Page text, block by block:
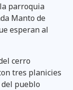
parroquia
Manto de
esperan al
cerro
tres planicies
pueblo